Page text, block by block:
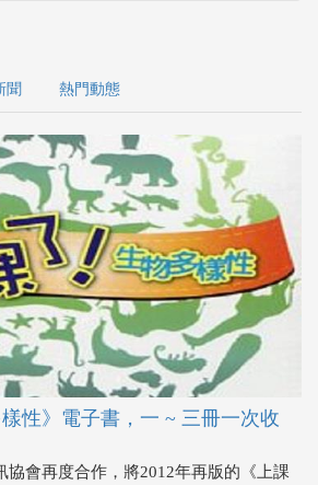
聞 熱門動態
樣性》電子書，一 ~ 三冊一次收
協會再度合作，將2012年再版的《上課